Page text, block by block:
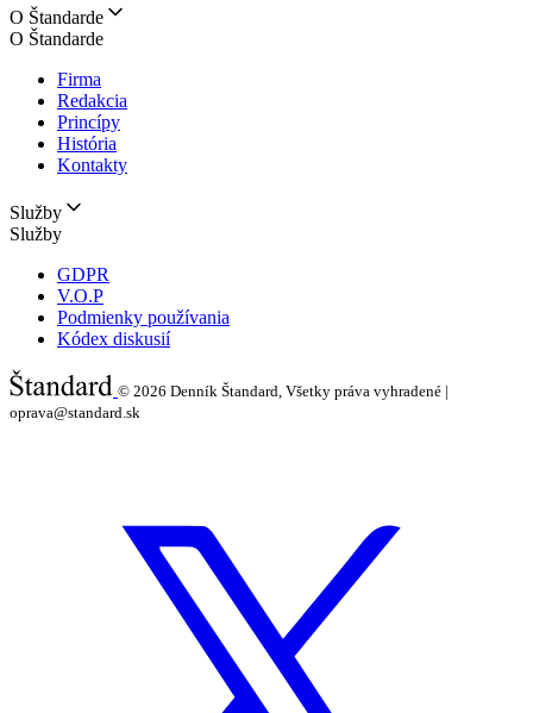
O Štandarde
O Štandarde
Firma
Redakcia
Princípy
História
Kontakty
Služby
Služby
GDPR
V.O.P
Podmienky používania
Kódex diskusií
© 2026 Denník Štandard, Všetky práva vyhradené |
oprava@standard.sk